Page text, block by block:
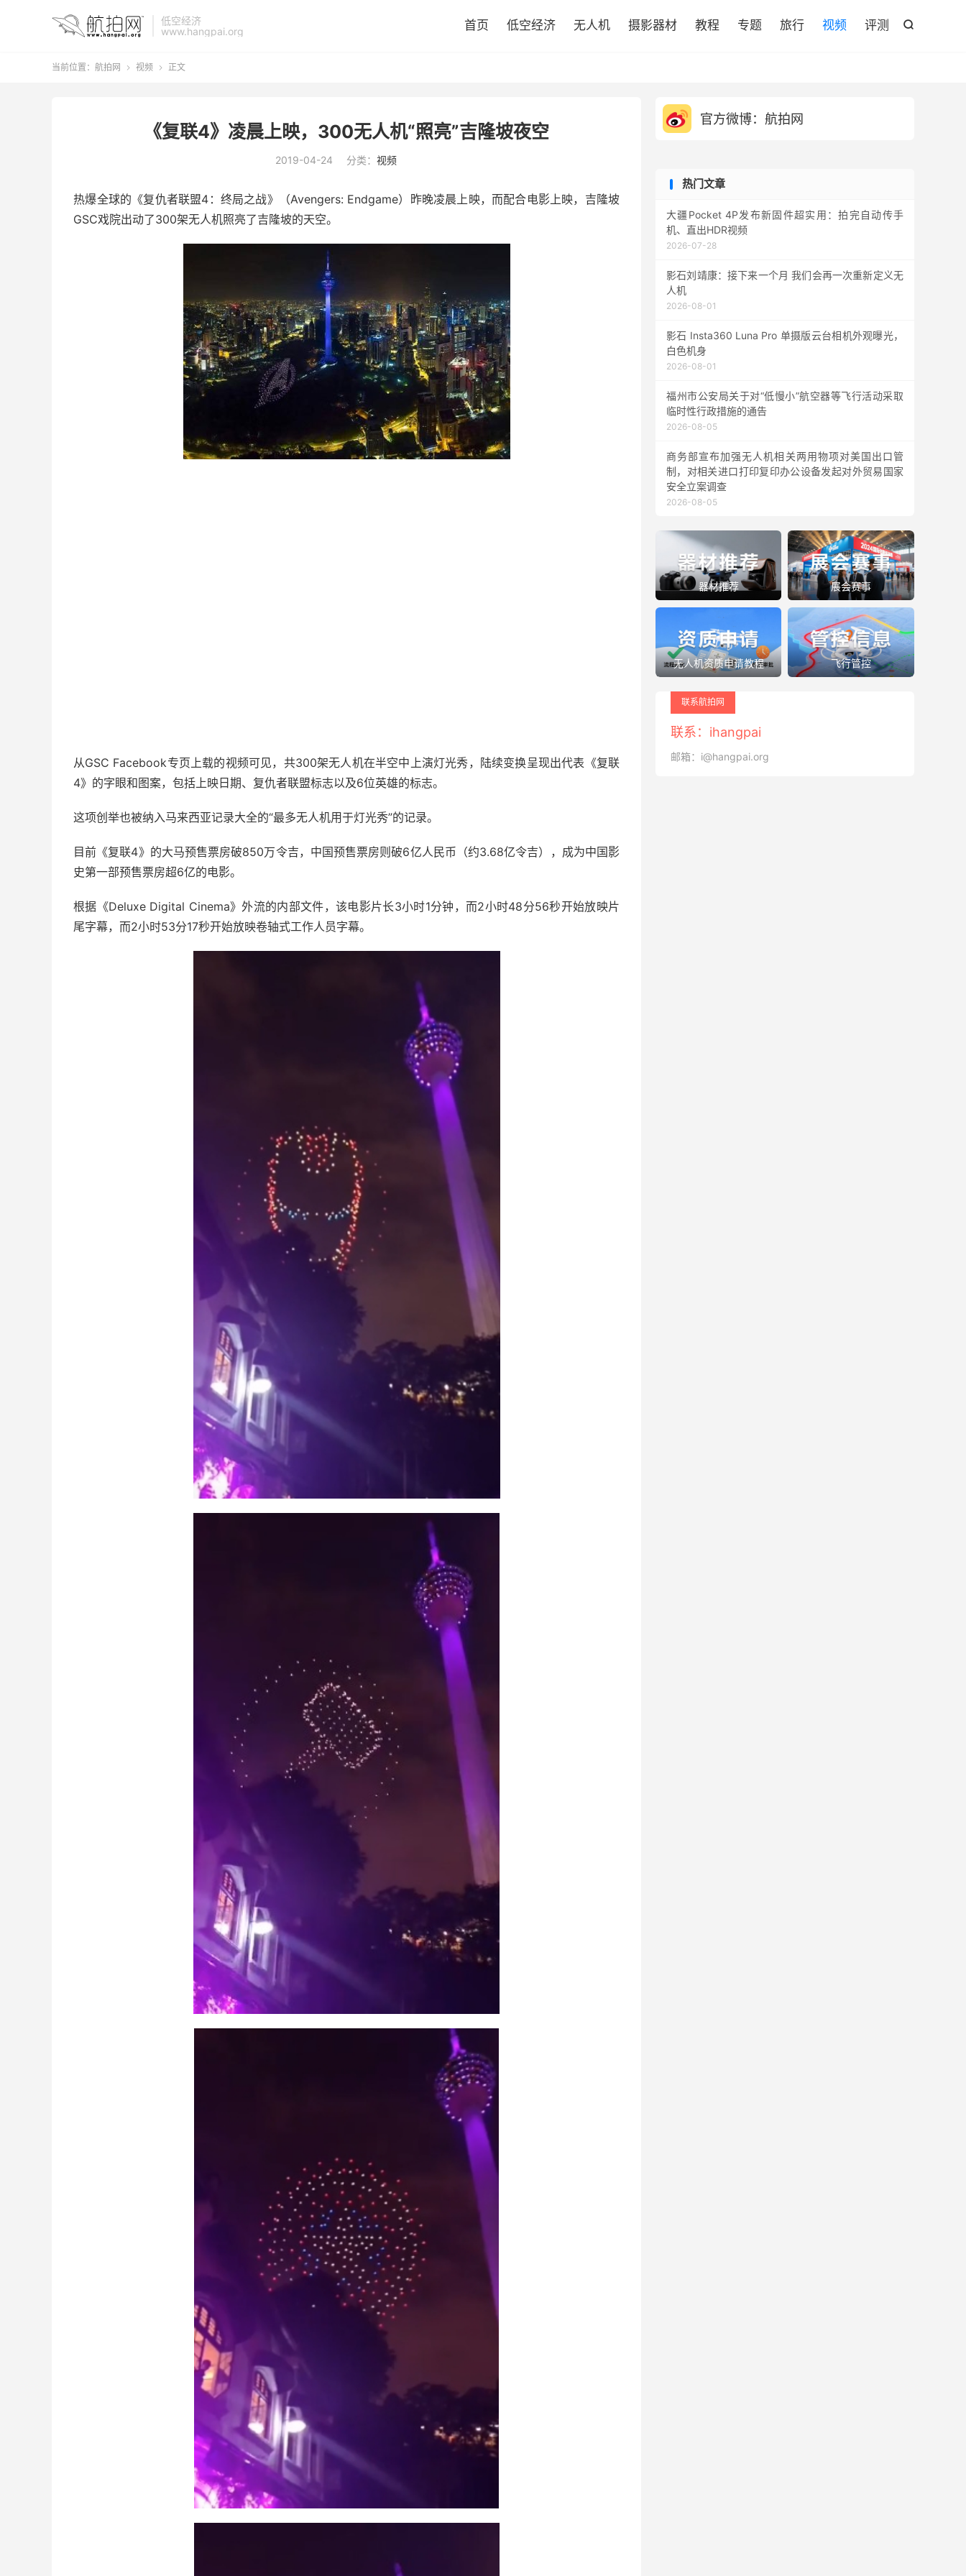
低空经济
www.hangpai.org

首页 低空经济 无人机 摄影器材 教程 专题 旅行 视频 评测
当前位置： 航拍网  视频  正文
《复联4》凌晨上映，300无人机“照亮”吉隆坡夜空
2019-04-24 分类： 视频
​热爆全球的《复仇者联盟4：终局之战》（Avengers: Endgame）昨晚凌晨上映，而配合电影上映，吉隆坡
GSC戏院出动了300架无人机照亮了吉隆坡的天空。
从GSC Facebook专页上载的视频可见，共300架无人机在半空中上演灯光秀，陆续变换呈现出代表《复联
4》的字眼和图案，包括上映日期、复仇者联盟标志以及6位英雄的标志。
这项创举也被纳入马来西亚记录大全的“最多无人机用于灯光秀”的记录。
目前《复联4》的大马预售票房破850万令吉，中国预售票房则破6亿人民币（约3.68亿令吉），成为中国影
史第一部预售票房超6亿的电影。
根据《Deluxe Digital Cinema》外流的内部文件，该电影片长3小时1分钟，而2小时48分56秒开始放映片
尾字幕，而2小时53分17秒开始放映卷轴式工作人员字幕。
官方微博：航拍网
热门文章
大疆Pocket 4P发布新固件超实用：拍完自动传手
机、直出HDR视频
2026-07-28
影石刘靖康：接下来一个月 我们会再一次重新定义无
人机
2026-08-01
影石 Insta360 Luna Pro 单摄版云台相机外观曝光，
白色机身
2026-08-01
福州市公安局关于对“低慢小”航空器等飞行活动采取
临时性行政措施的通告
2026-08-05
商务部宣布加强无人机相关两用物项对美国出口管
制，对相关进口打印复印办公设备发起对外贸易国家
安全立案调查
2026-08-05
器材推荐 展会赛事
无人机资质申请教程 飞行管控
联系航拍网
联系：ihangpai
邮箱：i@hangpai.org